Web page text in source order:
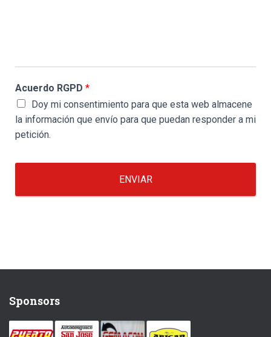
Acuerdo RGPD *
Doy mi consentimiento para que esta web almacene
la información que envío para que puedan responder a mi
petición.
ENVIAR
Sponsors